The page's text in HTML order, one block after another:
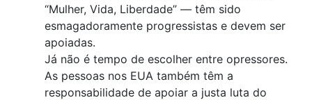
“Mulher, Vida, Liberdade” — têm sido
esmagadoramente progressistas e devem ser
apoiadas.
Já não é tempo de escolher entre opressores.
As pessoas nos EUA também têm a
responsabilidade de apoiar a justa luta do